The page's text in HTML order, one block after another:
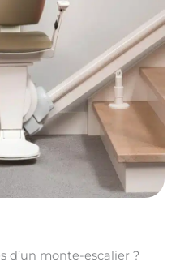
d’un monte-escalier ?